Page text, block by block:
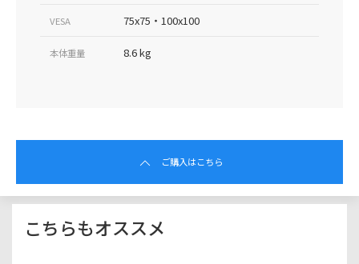
VESA 75x75・100x100
本体重量 8.6 kg
ご購入はこちら
こちらもオススメ